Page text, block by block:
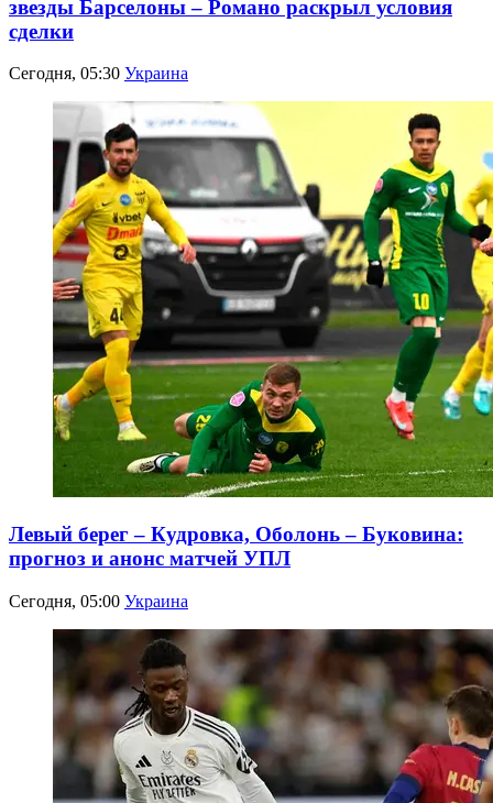
звезды Барселоны – Романо раскрыл условия
сделки
Сегодня, 05:30 Украина
Левый берег – Кудровка, Оболонь – Буковина:
прогноз и анонс матчей УПЛ
Сегодня, 05:00 Украина